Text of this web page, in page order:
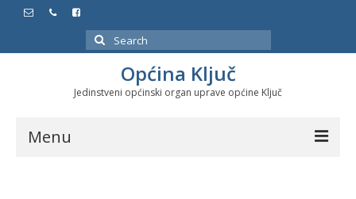
Search
for:
Općina Ključ
Jedinstveni općinski organ uprave općine Ključ
Menu